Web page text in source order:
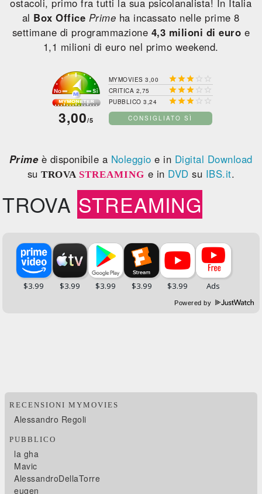
ostacoli, primo fra tutti la sua psicolanalista! In Italia
al Box Office Prime ha incassato nelle prime 8
settimane di programmazione 4,3 milioni di euro e
1,1 milioni di euro nel primo weekend.
3,00/5
MYMOVIES 3,00   
CRITICA 2,75   
PUBBLICO 3,24   
CONSIGLIATO SÌ
Primeè disponibile a Noleggio e in Digital Download
suTROVA STREAMING e in DVD su IBS.it.
TROVA STREAMING
Powered by
RECENSIONI MYMOVIES
Alessandro Regoli
PUBBLICO
la gha
Mavic
AlessandroDellaTorre
eugen